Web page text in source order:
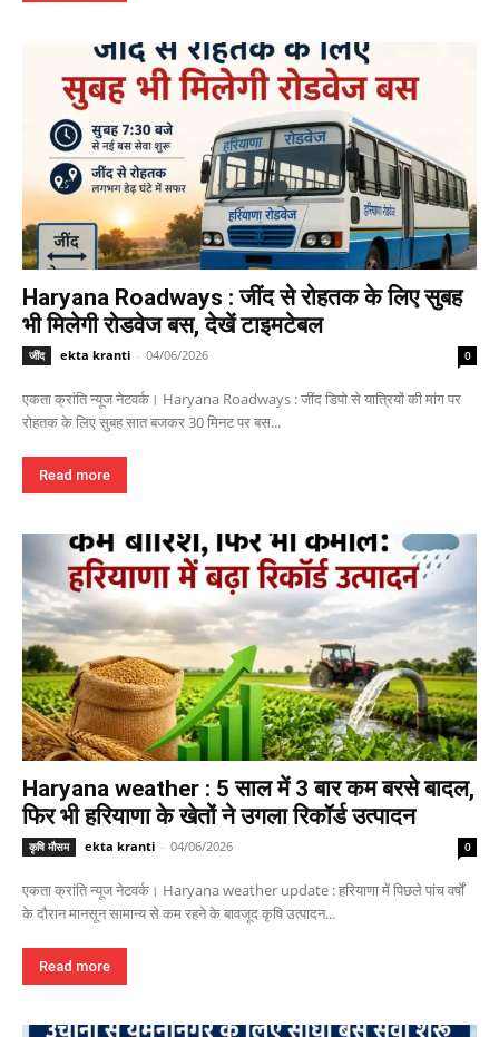
Haryana Roadways : जींद से रोहतक के लिए सुबह
भी मिलेगी रोडवेज बस, देखें टाइमटेबल
जींद ekta kranti - 04/06/2026 0
एकता क्रांति न्यूज नेटवर्क। Haryana Roadways : जींद डिपो से यात्रियों की मांग पर
रोहतक के लिए सुबह सात बजकर 30 मिनट पर बस...
Read more
Haryana weather : 5 साल में 3 बार कम बरसे बादल,
फिर भी हरियाणा के खेतों ने उगला रिकॉर्ड उत्पादन
कृषि मौसम ekta kranti - 04/06/2026 0
एकता क्रांति न्यूज नेटवर्क। Haryana weather update : हरियाणा में पिछले पांच वर्षों
के दौरान मानसून सामान्य से कम रहने के बावजूद कृषि उत्पादन...
Read more